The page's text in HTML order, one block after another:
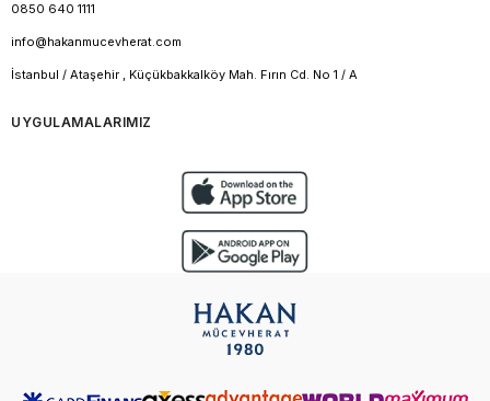
0850 640 1111
info@hakanmucevherat.com
İstanbul / Ataşehir , Küçükbakkalköy Mah. Fırın Cd. No 1 / A
UYGULAMALARIMIZ